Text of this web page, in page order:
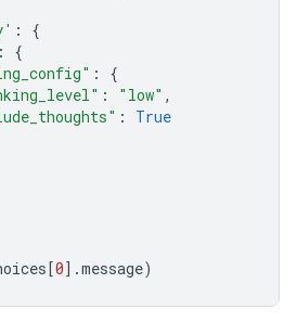
:
{
:
{
:
{
: "low" ,
:
True
[0] .message)